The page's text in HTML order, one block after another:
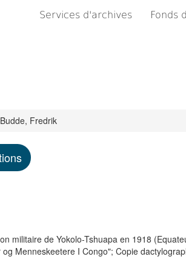
Services d'archives Fonds
Fredrik
militaire de Yokolo-Tshuapa en 1918
Menneskeetere I Congo"; Copie